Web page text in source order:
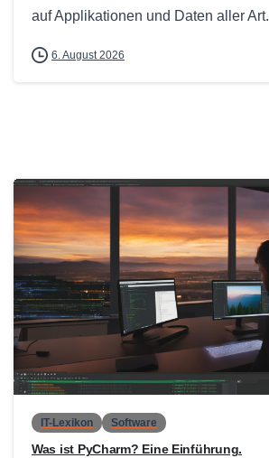
auf Applikationen und Daten aller Art.
6. August 2026
IT-Lexikon Software
Was ist PyCharm? Eine Einführung.